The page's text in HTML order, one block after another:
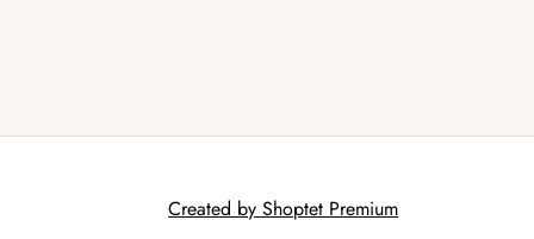
Created by Shoptet Premium